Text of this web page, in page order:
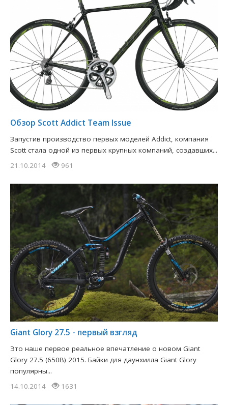
Обзор Scott Addict Team Issue
Запустив производство первых моделей Addict, компания
Scott стала одной из первых крупных компаний, создавших...
21.10.2014
961
Giant Glory 27.5 - первый взгляд
Это наше первое реальное впечатление о новом Giant
Glory 27.5 (650B) 2015. Байки для даунхилла Giant Glory
популярны...
14.10.2014
1631